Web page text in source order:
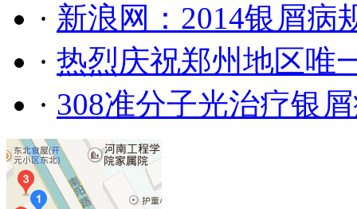
· 新浪网：2014银屑病
· 热烈庆祝郑州地区唯
· 308准分子光治疗银